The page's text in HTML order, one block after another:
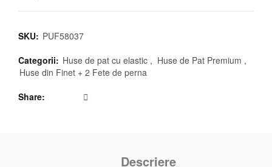
SKU: PUF58037
Categorii: Huse de pat cu elastic , Huse de Pat Premium ,
Huse din Finet + 2 Fete de perna
Share
Descriere